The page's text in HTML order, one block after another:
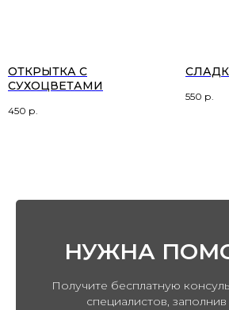
ОТКРЫТКА С
СУХОЦВЕТАМИ
450 р.
550 р.
НУЖНА
Получите бесплатную
специалистов,